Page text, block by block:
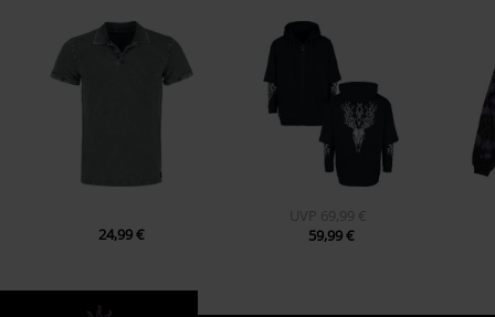
24,99 €
UVP 69,99 €
59,99 €